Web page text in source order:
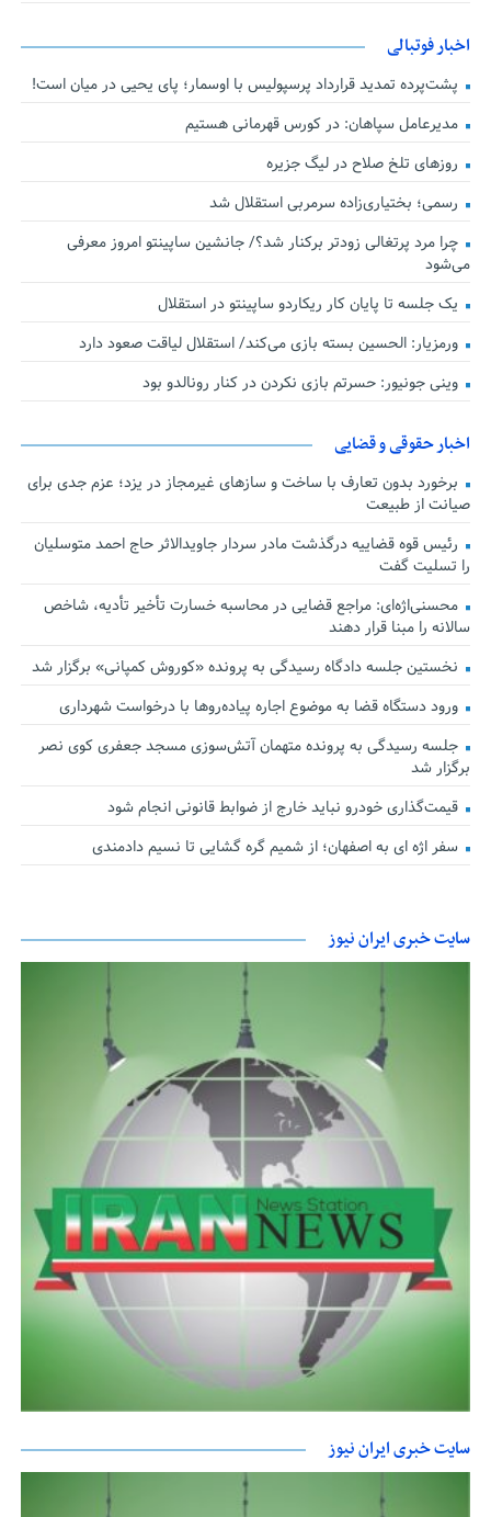
اخبار فوتبالی
پشت‌پرده تمدید قرارداد پرسپولیس با اوسمار؛ پای یحیی در میان است!
مدیرعامل سپاهان: در کورس قهرمانی هستیم
روزهای تلخ صلاح در لیگ جزیره
رسمی؛ بختیاری‌زاده سرمربی استقلال شد
چرا مرد پرتغالی زودتر برکنار شد؟/ جانشین ساپینتو امروز معرفی
می‌شود
یک جلسه تا پایان کار ریکاردو ساپینتو در استقلال
ورمزیار: الحسین بسته بازی می‌کند/ استقلال لیاقت صعود دارد
وینی جونیور: حسرتم بازی نکردن در کنار رونالدو بود
اخبار حقوقی و قضایی
برخورد بدون تعارف با ساخت‌ و سازهای غیرمجاز در یزد؛ عزم جدی برای
صیانت از طبیعت
رئیس قوه قضاییه درگذشت مادر سردار جاویدالاثر حاج احمد متوسلیان
را تسلیت گفت
محسنی‌اژه‌ای: مراجع قضایی در محاسبه خسارت تأخیر تأدیه، شاخص
سالانه را مبنا قرار دهند
نخستین جلسه دادگاه رسیدگی به پرونده «کوروش کمپانی» برگزار شد
ورود دستگاه قضا به موضوع اجاره پیاده‌روها با درخواست شهرداری
جلسه رسیدگی به پرونده متهمان آتش‌سوزی مسجد جعفری کوی نصر
برگزار شد
قیمت‌گذاری خودرو نباید خارج از ضوابط قانونی انجام شود
سفر اژه ای به اصفهان؛ از شمیم گره گشایی تا نسیم دادمندی
سایت خبری ایران نیوز
سایت خبری ایران نیوز